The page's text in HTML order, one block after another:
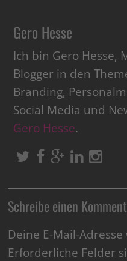
Gero Hesse
Ich bin Gero Hesse,
Blogger in den
Branding,
Social Media und
Gero Hesse.
Schreibe einen
Deine E-Mail-
Erforderliche Felder